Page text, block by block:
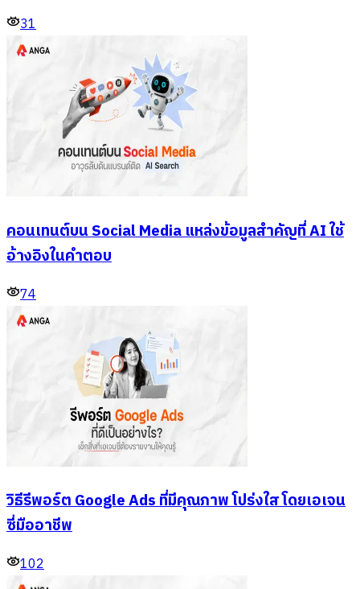
31
คอนเทนต์บน Social Media แหล่งข้อมูลสำคัญที่ AI ใช้
อ้างอิงในคำตอบ
74
วิธีรีพอร์ต Google Ads ที่มีคุณภาพ โปร่งใส โดยเอเจน
ซี่มืออาชีพ
102